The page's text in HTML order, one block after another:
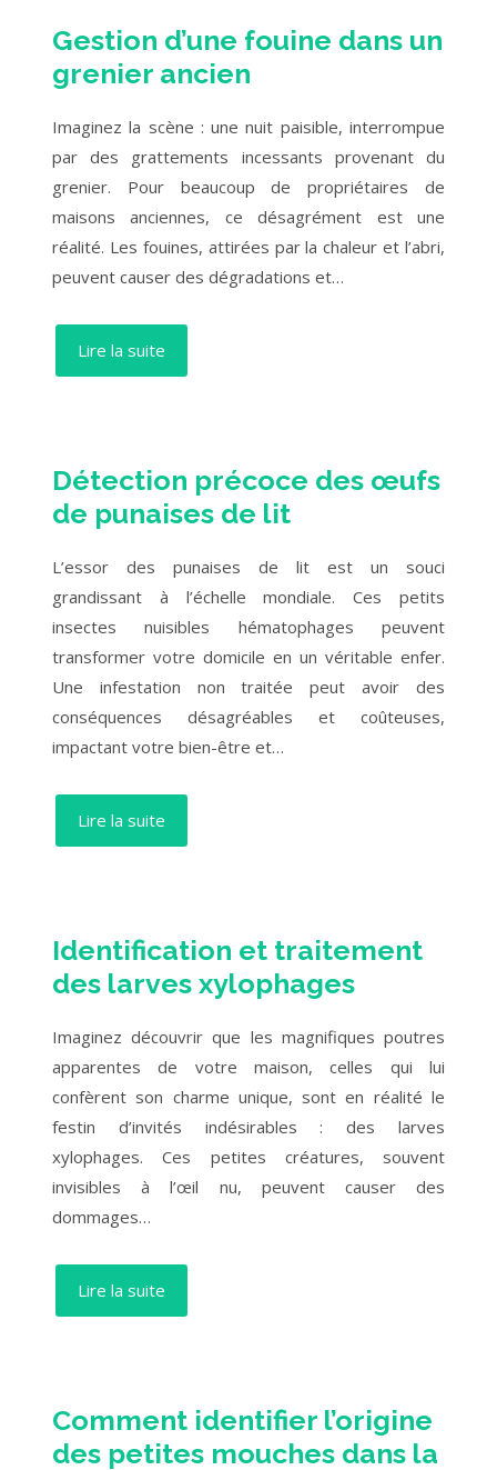
Gestion d’une fouine dans un
grenier ancien
Imaginez la scène : une nuit paisible, interrompue
par des grattements incessants provenant du
grenier. Pour beaucoup de propriétaires de
maisons anciennes, ce désagrément est une
réalité. Les fouines, attirées par la chaleur et l’abri,
peuvent causer des dégradations et…
Lire la suite
Détection précoce des œufs
de punaises de lit
L’essor des punaises de lit est un souci
grandissant à l’échelle mondiale. Ces petits
insectes nuisibles hématophages peuvent
transformer votre domicile en un véritable enfer.
Une infestation non traitée peut avoir des
conséquences désagréables et coûteuses,
impactant votre bien-être et…
Lire la suite
Identification et traitement
des larves xylophages
Imaginez découvrir que les magnifiques poutres
apparentes de votre maison, celles qui lui
confèrent son charme unique, sont en réalité le
festin d’invités indésirables : des larves
xylophages. Ces petites créatures, souvent
invisibles à l’œil nu, peuvent causer des
dommages…
Lire la suite
Comment identifier l’origine
des petites mouches dans la